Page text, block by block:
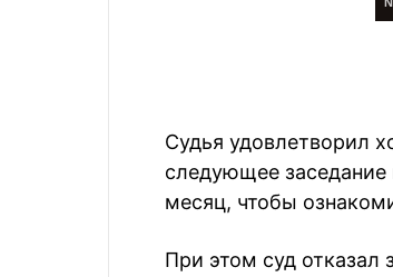
Судья удовлетворил
следующее заседание
месяц, чтобы
При этом суд отказал